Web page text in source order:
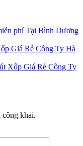
phí Tại Bình Dương
Giá Rẻ Công Ty Hà
Xốp Giá Rẻ Công Ty
công khai.